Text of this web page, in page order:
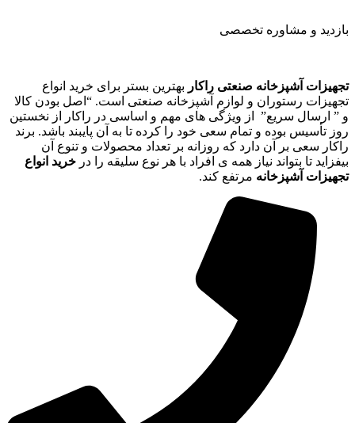
بازدید و مشاوره تخصصی
تجهیزات آشپزخانه صنعتی راکار بهترین بستر برای خرید انواع
تجهیزات رستوران و لوازم آشپزخانه صنعتی است. “اصل بودن کالا
و ” ارسال سریع” از ویژگی های مهم و اساسی در راکار از نخستین
روز تأسیس بوده و تمام سعی خود را کرده تا به آن پایبند باشد. برند
راکار سعی بر آن دارد که روزانه بر تعداد محصولات و تنوع آن
بیفزاید تا بتواند نیاز همه ی افراد با هر نوع سلیقه را در خرید انواع
تجهیزات آشپزخانه مرتفع کند.